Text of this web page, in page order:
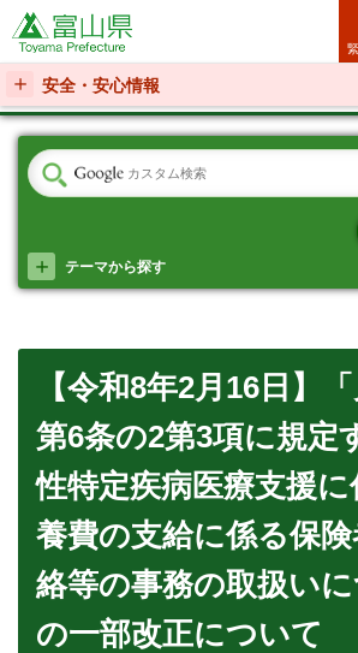
富山県
安全・安心情報
テーマから探す
【令和8年2月16日】
第6条の2第3項に規定
性特定疾病医療支援
養費の支給に係る保
絡等の事務の取扱いに
の一部改正について